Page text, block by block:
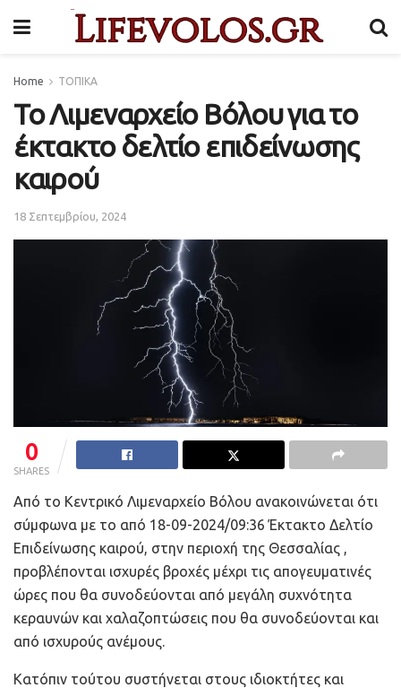
Home ΤΟΠΙΚΑ
Το Λιμεναρχείο Βόλου για το
έκτακτο δελτίο επιδείνωσης
καιρού
18 Σεπτεμβρίου, 2024
0
SHARES
Από το Κεντρικό Λιμεναρχείο Βόλου ανακοινώνεται ότι
σύμφωνα με το από 18-09-2024/09:36 Έκτακτο Δελτίο
Επιδείνωσης καιρού, στην περιοχή της Θεσσαλίας ,
προβλέπονται ισχυρές βροχές μέχρι τις απογευματινές
ώρες που θα συνοδεύονται από μεγάλη συχνότητα
κεραυνών και χαλαζοπτώσεις που θα συνοδεύονται και
από ισχυρούς ανέμους.
Κατόπιν τούτου συστήνεται στους ιδιοκτήτες και